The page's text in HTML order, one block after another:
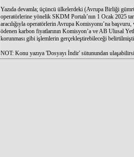
Yazıda devamla; üçüncü ülkelerdeki (Avrupa Birliği
operatörlerine yönelik SKDM Portalı’nın 1 Ocak 2025
aracılığıyla operatörlerin Avrupa Komisyonu’na
ödenen karbon fiyatlarının Komisyon’a ve AB Ulusal
korunması gibi işlemlerin gerçekleştirebileceği
NOT: Konu yazıya 'Dosyayı İndir' sütunundan